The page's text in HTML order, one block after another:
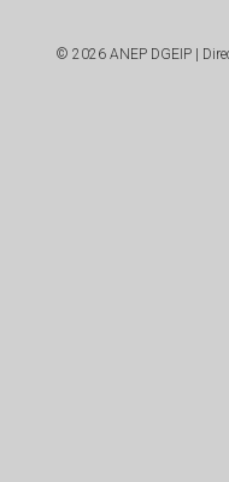
© 2026 ANEP DGEIP |